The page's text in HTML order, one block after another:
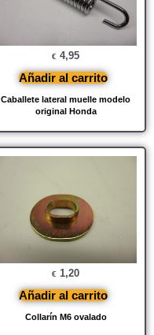
Caballete lateral muelle modelo
original Honda
€ 4,95
Añadir al carrito
Collarín M6 ovalado
€ 1,20
Añadir al carrito